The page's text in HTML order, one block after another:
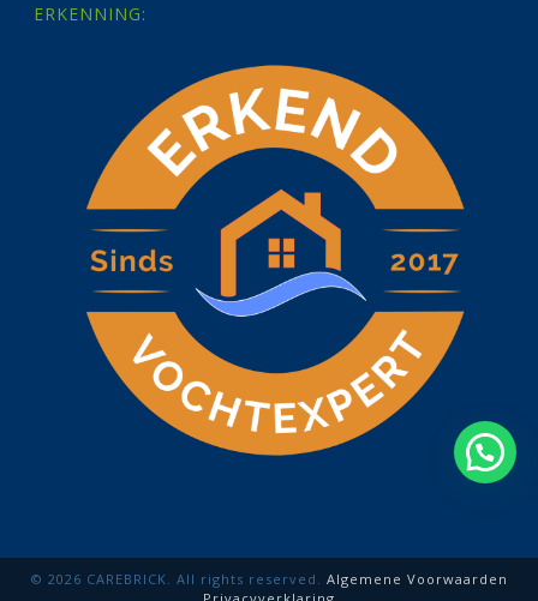
ERKENNING:
© 2026 CAREBRICK. All rights reserved. Algemene Voorwaarden